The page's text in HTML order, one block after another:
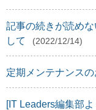
記事の続きが読め
して
(2022/12/14)
定期メンテナンス
[IT Leaders編集部